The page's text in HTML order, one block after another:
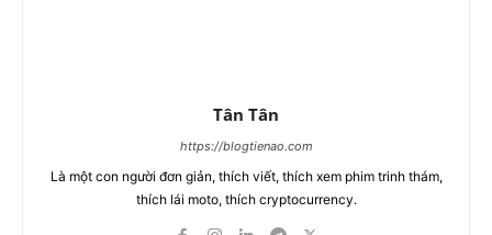
Tân Tân
https://blogtienao.com
Là một con người đơn giản, thích viết, thích xem phim trinh thám,
thích lái moto, thích cryptocurrency.